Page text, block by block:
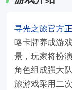
寻光之旅官方
略卡牌养成游
景，玩家将扮
角色组成强大
旅游戏采用二